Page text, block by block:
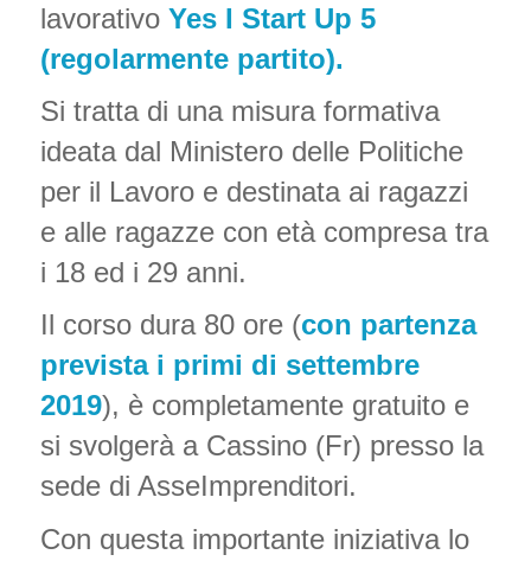
lavorativo Yes I Start Up 5
(regolarmente partito).
Si tratta di una misura formativa
ideata dal Ministero delle Politiche
per il Lavoro e destinata ai ragazzi
e alle ragazze con età compresa tra
i 18 ed i 29 anni.
Il corso dura 80 ore (con partenza
prevista i primi di settembre
2019), è completamente gratuito e
si svolgerà a Cassino (Fr) presso la
sede di AsseImprenditori.
Con questa importante iniziativa lo